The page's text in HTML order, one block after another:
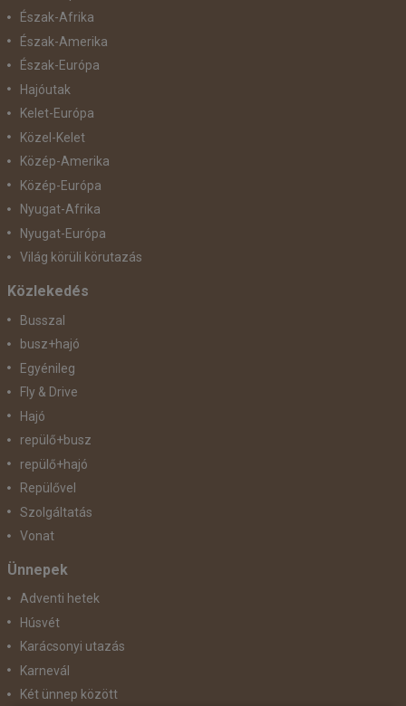
Észak-Afrika
Észak-Amerika
Észak-Európa
Hajóutak
Kelet-Európa
Közel-Kelet
Közép-Amerika
Közép-Európa
Nyugat-Afrika
Nyugat-Európa
Világ körüli körutazás
Közlekedés
Busszal
busz+hajó
Egyénileg
Fly & Drive
Hajó
repülő+busz
repülő+hajó
Repülővel
Szolgáltatás
Vonat
Ünnepek
Adventi hetek
Húsvét
Karácsonyi utazás
Karnevál
Két ünnep között